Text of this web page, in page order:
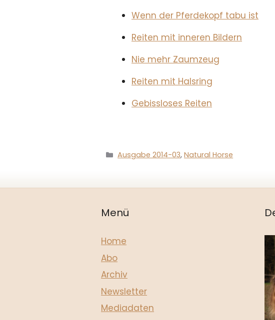
Wenn der Pferdekopf tabu ist
Reiten mit inneren Bildern
Nie mehr Zaumzeug
Reiten mit Halsring
Gebissloses Reiten
Kategorien
Ausgabe 2014-03,Natural Horse
Menü
Home
Abo
Archiv
Newsletter
Mediadaten